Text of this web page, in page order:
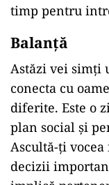
timp pentru
Balanță
Astăzi vei simți
conecta cu
diferite. Este o
plan social și
Ascultă-ți
decizii